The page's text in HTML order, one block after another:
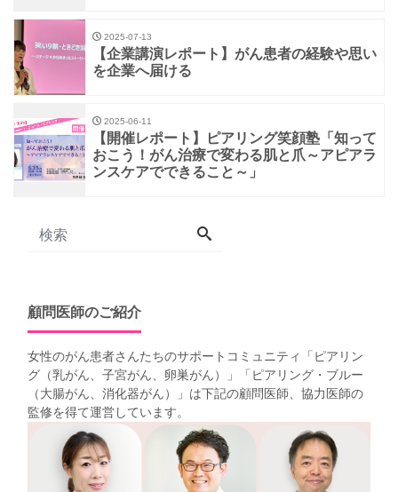
2025-07-13
【企業講演レポート】がん患者の経験や思い
を企業へ届ける
2025-06-11
【開催レポート】ピアリング笑顔塾「知って
おこう！がん治療で変わる肌と爪～アピアラ
ンスケアでできること～」
顧問医師のご紹介
女性のがん患者さんたちのサポートコミュニティ「 ピアリン
グ（乳がん、子宮がん、卵巣がん）
」「 ピアリング・ブルー
（大腸がん、消化器がん）
」は下記の顧問医師、協力医師の
監修を得て運営しています。